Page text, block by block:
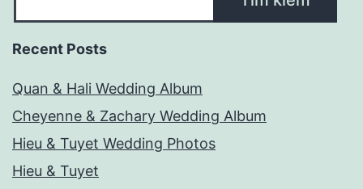
Recent Posts
Quan & Hali Wedding Album
Cheyenne & Zachary Wedding Album
Hieu & Tuyet Wedding Photos
Hieu & Tuyet